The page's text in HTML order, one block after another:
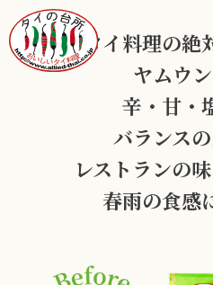
タイ料理の絶
ヤムウン
辛・甘・
バランスの
レストランの
春雨の食感